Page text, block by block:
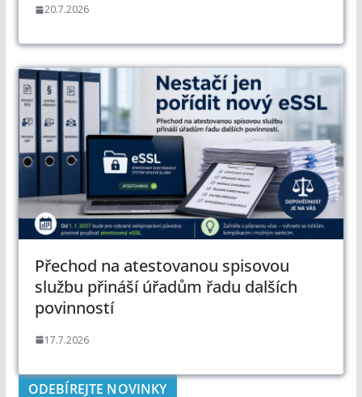
20.7.2026
Přechod na atestovanou spisovou
službu přináší úřadům řadu dalších
povinností
17.7.2026
ODEBÍREJTE NOVINKY